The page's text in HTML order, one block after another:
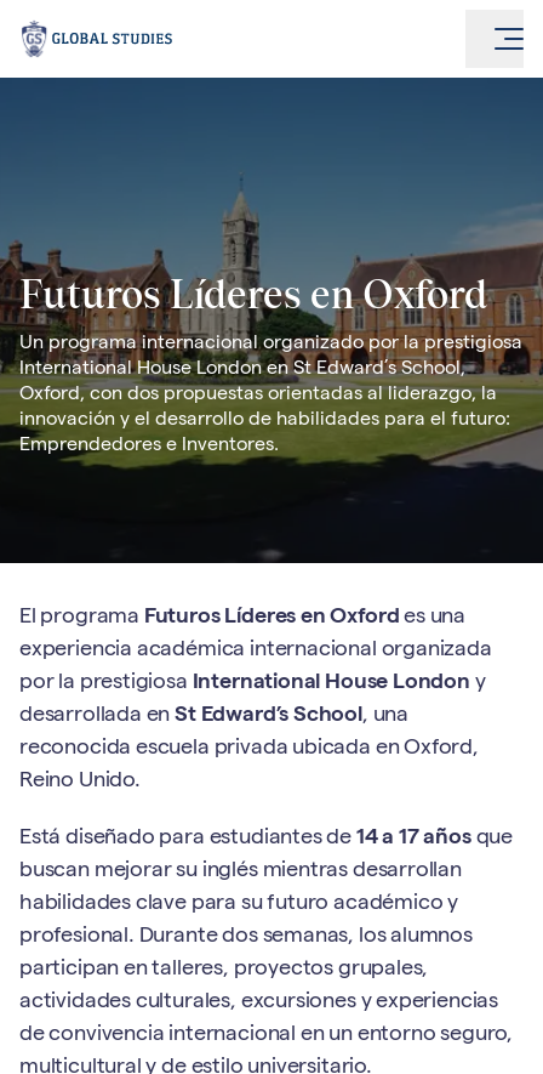
Futuros Líderes en Oxford
Un programa internacional organizado por la prestigiosa
International House London en St Edward’s School,
Oxford, con dos propuestas orientadas al liderazgo, la
innovación y el desarrollo de habilidades para el futuro:
Emprendedores e Inventores.
El programa Futuros Líderes en Oxford es una
experiencia académica internacional organizada
por la prestigiosa International House London y
desarrollada enSt Edward’s School, una
reconocida escuela privada ubicada en Oxford,
Reino Unido.
Está diseñado para estudiantes de 14 a 17 añosque
buscan mejorar su inglés mientras desarrollan
habilidades clave para su futuro académico y
profesional. Durante dos semanas, los alumnos
participan en talleres, proyectos grupales,
actividades culturales, excursiones y experiencias
de convivencia internacional en un entorno seguro,
multicultural y de estilo universitario.